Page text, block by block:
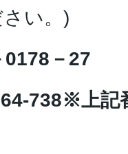
い。)
0178－27
上記番